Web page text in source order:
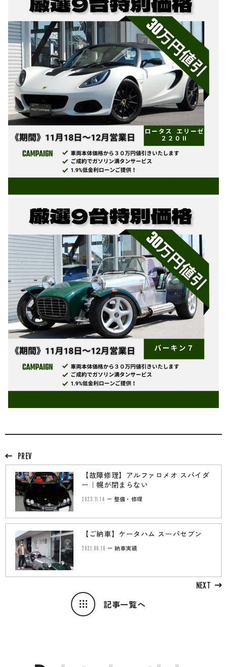
PREV
【故障修理】アルファロメオ スパイダ
ー｜幌が閉まらない
2023.11.14 整備・修理
記事一覧へ
NEXT
【ご納車】ケータハム スーパセブン
2021.06.16 納車実績